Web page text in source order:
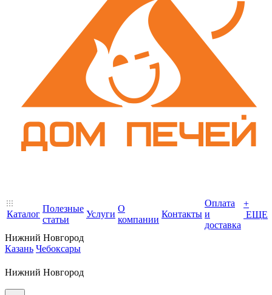
Каталог
Полезные
статьи
Услуги
О
компании
Контакты
Оплата
и
доставка
+
ЕЩЕ
Нижний Новгород
Казань Чебоксары
Нижний Новгород